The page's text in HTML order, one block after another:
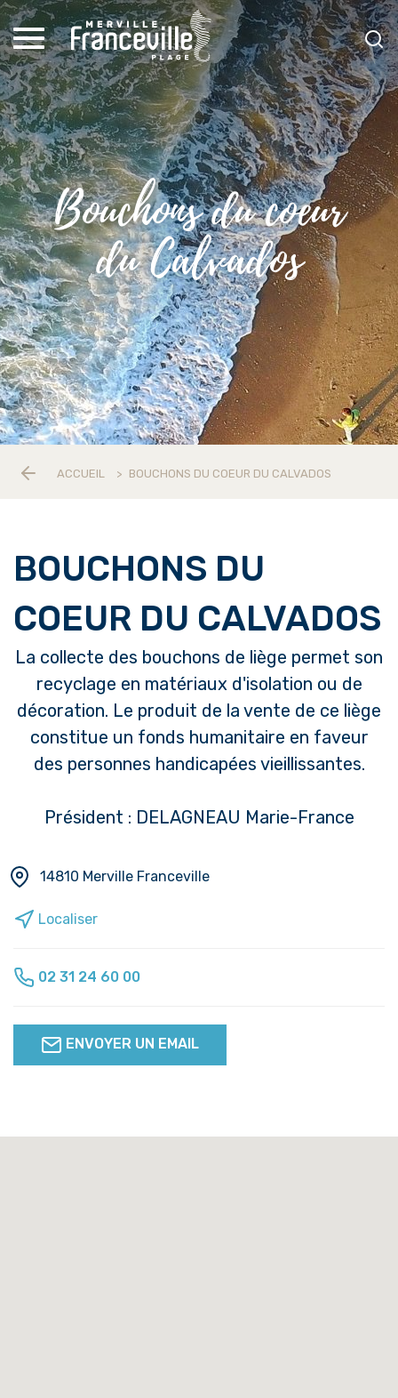
Bouchons du coeur
du Calvados
ACCUEIL > BOUCHONS DU COEUR DU CALVADOS
BOUCHONS DU
COEUR DU CALVADOS
La collecte des bouchons de liège permet son
recyclage en matériaux d'isolation ou de
décoration. Le produit de la vente de ce liège
constitue un fonds humanitaire en faveur
des personnes handicapées vieillissantes.
Président : DELAGNEAU Marie-France
14810 Merville Franceville
Localiser
02 31 24 60 00
ENVOYER UN EMAIL